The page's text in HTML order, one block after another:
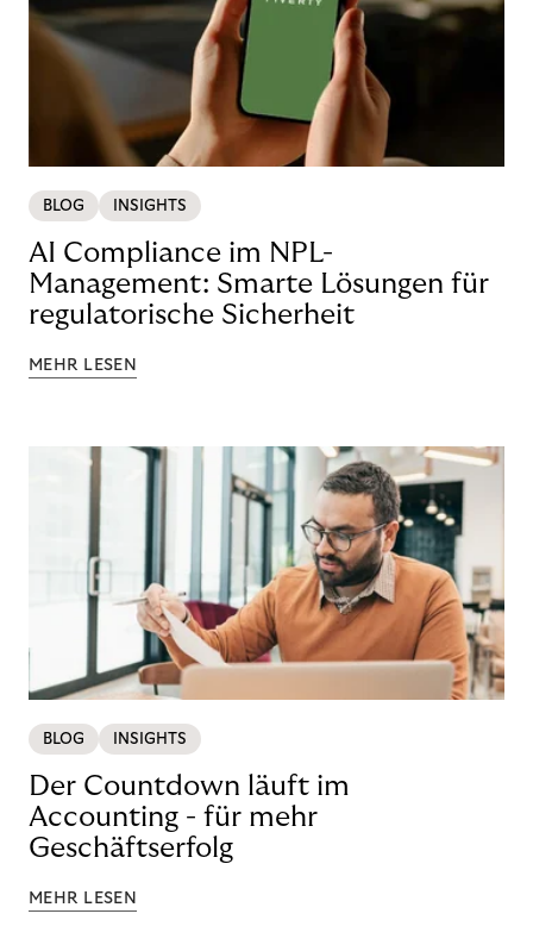
BLOG INSIGHTS
AI Compliance im NPL-
Management: Smarte Lösungen für
regulatorische Sicherheit
MEHR LESEN
BLOG INSIGHTS
Der Countdown läuft im
Accounting - für mehr
Geschäftserfolg
MEHR LESEN